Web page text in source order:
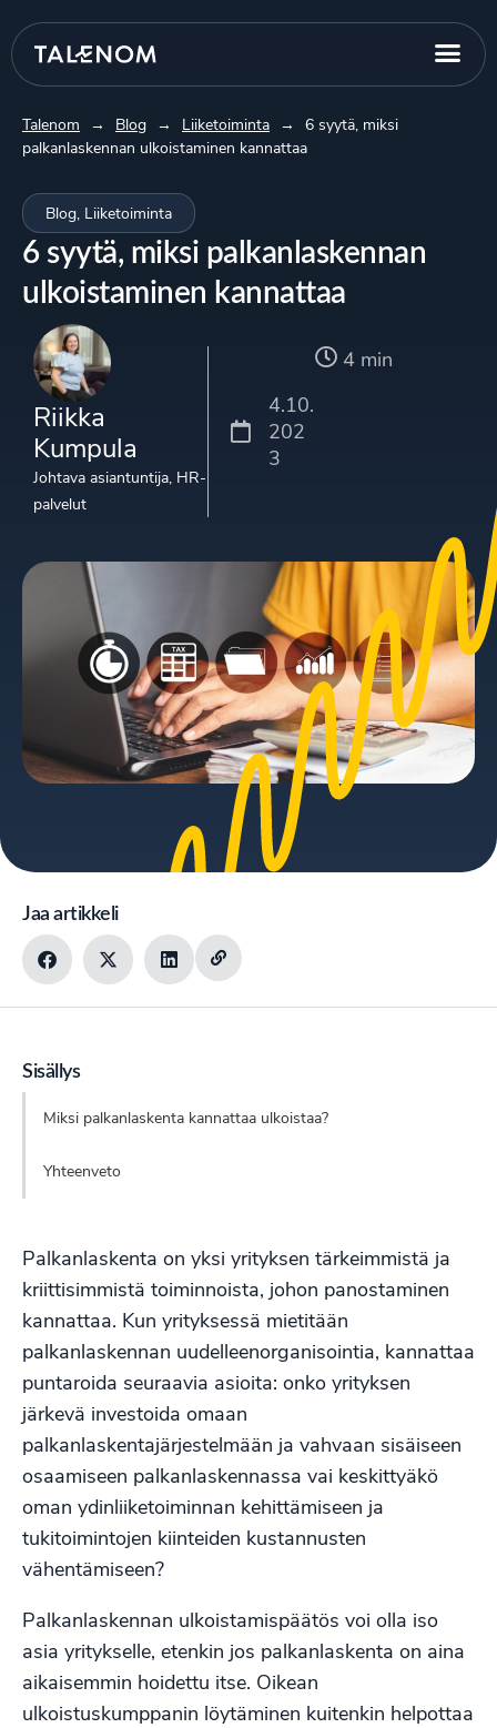
Talenom → Blog → Liiketoiminta →
6 syytä, miksi
palkanlaskennan ulkoistaminen kannattaa
Blog, Liiketoiminta
6 syytä, miksi palkanlaskennan
ulkoistaminen kannattaa
Riikka
Kumpula
Johtava asiantuntija, HR-
palvelut
4.10.
202
3
4 min
Jaa artikkeli
Sisällys
Miksi palkanlaskenta kannattaa ulkoistaa?
Yhteenveto
Palkanlaskenta on yksi yrityksen tärkeimmistä ja
kriittisimmistä toiminnoista, johon panostaminen
kannattaa. Kun yrityksessä mietitään
palkanlaskennan uudelleenorganisointia, kannattaa
puntaroida seuraavia asioita: onko yrityksen
järkevä investoida omaan
palkanlaskentajärjestelmään ja vahvaan sisäiseen
osaamiseen palkanlaskennassa vai keskittyäkö
oman ydinliiketoiminnan kehittämiseen ja
tukitoimintojen kiinteiden kustannusten
vähentämiseen?
Palkanlaskennan ulkoistamispäätös voi olla iso
asia yritykselle, etenkin jos palkanlaskenta on aina
aikaisemmin hoidettu itse. Oikean
ulkoistuskumppanin löytäminen kuitenkin helpottaa